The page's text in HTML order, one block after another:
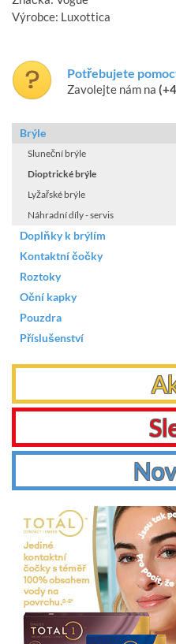
Výrobce: Luxottica
Potřebujete
Zavolejte nám na
Brýle
Sluneční brýle
Dioptrické brýle
Lyžařské brýle
Náhradní díly - servis
Doplňky k brýlím
Kontaktní čočky
Roztoky
Oční kapky
Pouzdra
Příslušenství